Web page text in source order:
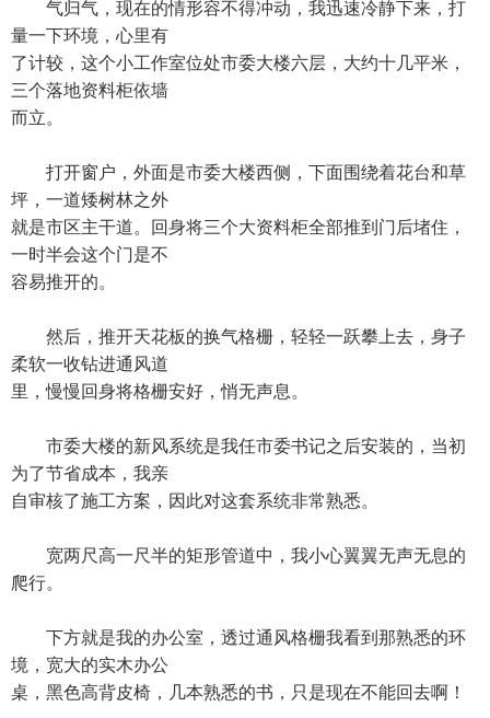
气归气，现在的情形容不得冲动，我迅速冷静下来，打
量一下环境，心里有
了计较，这个小工作室位处市委大楼六层，大约十几平米，
三个落地资料柜依墙
而立。
打开窗户，外面是市委大楼西侧，下面围绕着花台和草
坪，一道矮树林之外
就是市区主干道。回身将三个大资料柜全部推到门后堵住，
一时半会这个门是不
容易推开的。
然后，推开天花板的换气格栅，轻轻一跃攀上去，身子
柔软一收钻进通风道
里，慢慢回身将格栅安好，悄无声息。
市委大楼的新风系统是我任市委书记之后安装的，当初
为了节省成本，我亲
自审核了施工方案，因此对这套系统非常熟悉。
宽两尺高一尺半的矩形管道中，我小心翼翼无声无息的
爬行。
下方就是我的办公室，透过通风格栅我看到那熟悉的环
境，宽大的实木办公
桌，黑色高背皮椅，几本熟悉的书，只是现在不能回去啊！